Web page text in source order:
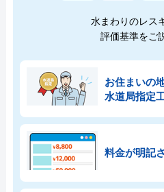
水まわりのレス
評価基準をご
お住まいの
水道局指定
料金が明記